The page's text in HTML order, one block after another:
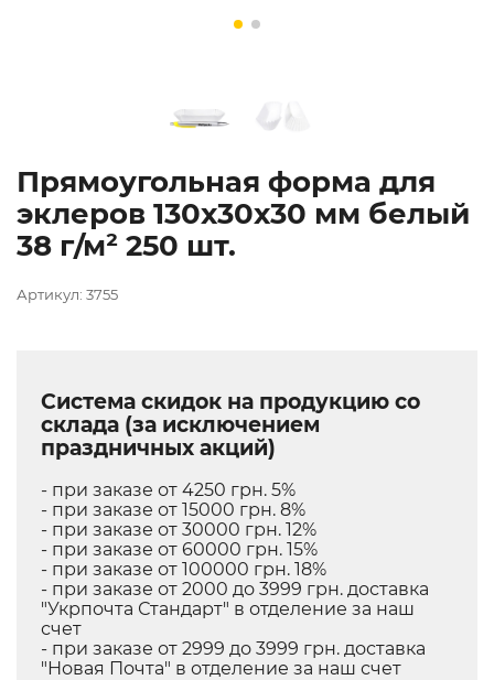
Прямоугольная форма для
эклеров 130х30х30 мм белый
38 г/м² 250 шт.
Артикул: 3755
Система скидок на продукцию со
склада (за исключением
праздничных акций)
- при заказе от 4250 грн. 5%
- при заказе от 15000 грн. 8%
- при заказе от 30000 грн. 12%
- при заказе от 60000 грн. 15%
- при заказе от 100000 грн. 18%
- при заказе от 2000 до 3999 грн. доставка
"Укрпочта Стандарт" в отделение за наш
счет
- при заказе от 2999 до 3999 грн. доставка
"Новая Почта" в отделение за наш счет